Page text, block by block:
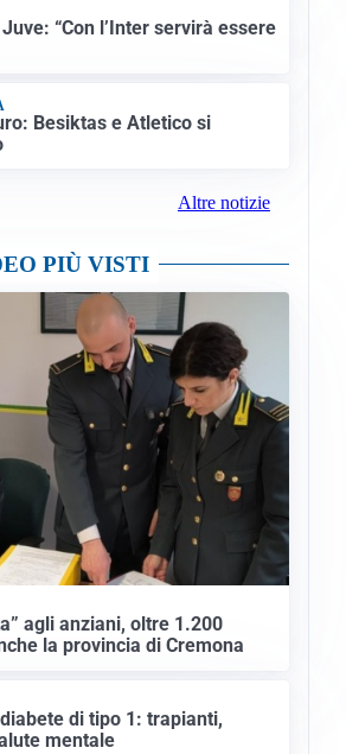
“Con l’Inter servirà essere
Besiktas e Atletico si
Altre notizie
PIÙ VISTI
agli anziani, oltre 1.200
la provincia di Cremona
di tipo 1: trapianti,
mentale